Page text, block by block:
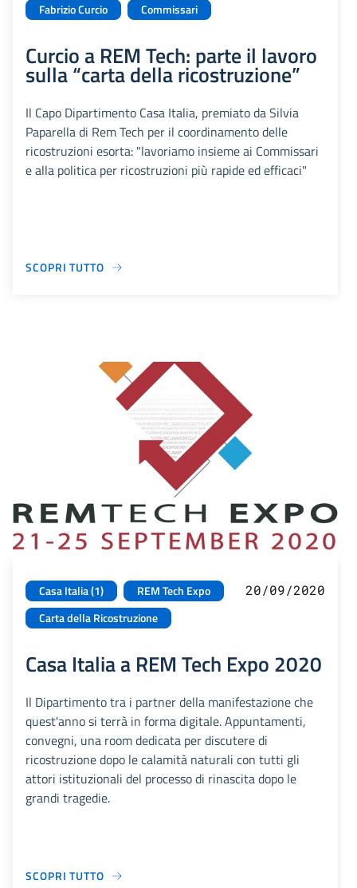
Fabrizio Curcio
Commissari
Curcio a REM Tech: parte il lavoro
sulla “carta della ricostruzione”
Il Capo Dipartimento Casa Italia, premiato da Silvia
Paparella di Rem Tech per il coordinamento delle
ricostruzioni esorta: "lavoriamo insieme ai Commissari
e alla politica per ricostruzioni più rapide ed efficaci"
SCOPRI TUTTO
Casa Italia (1)
REM Tech Expo
Carta della Ricostruzione
20/09/2020
Casa Italia a REM Tech Expo 2020
Il Dipartimento tra i partner della manifestazione che
quest'anno si terrà in forma digitale. Appuntamenti,
convegni, una room dedicata per discutere di
ricostruzione dopo le calamità naturali con tutti gli
attori istituzionali del processo di rinascita dopo le
grandi tragedie.
SCOPRI TUTTO